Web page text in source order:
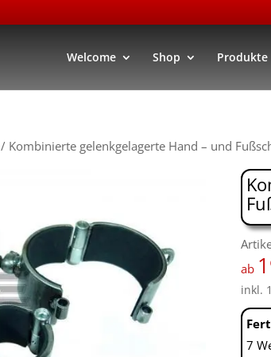
Welcome Shop Produkte
/ Kombinierte gelenkgelagerte Hand – und
ab
inkl.
7